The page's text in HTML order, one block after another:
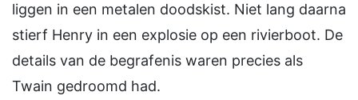
liggen in een metalen doodskist. Niet lang daarna
stierf Henry in een explosie op een rivierboot. De
details van de begrafenis waren precies als
Twain gedroomd had.